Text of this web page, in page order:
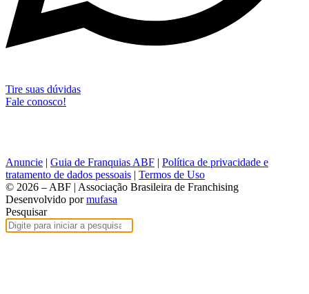
Tire suas dúvidas
Fale conosco!
Anuncie | Guia de Franquias ABF | Política de privacidade e
tratamento de dados pessoais | Termos de Uso
© 2026 – ABF | Associação Brasileira de Franchising
Desenvolvido pormufasa
Pesquisar